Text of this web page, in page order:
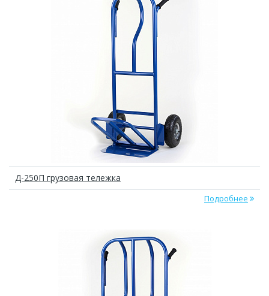
Д-250П грузовая тележка
Подробнее